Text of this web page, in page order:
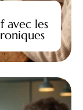
avec les